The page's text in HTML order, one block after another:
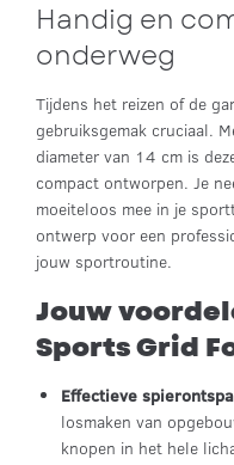
Handig en
onderweg
Tijdens het reizen of de
gebruiksgemak cruciaal.
diameter van 14 cm is
compact ontworpen. Je
moeiteloos mee in je
ontwerp voor een
jouw sportroutine.
Jouw
Sports Grid
Effectieve
losmaken van
knopen in het hele